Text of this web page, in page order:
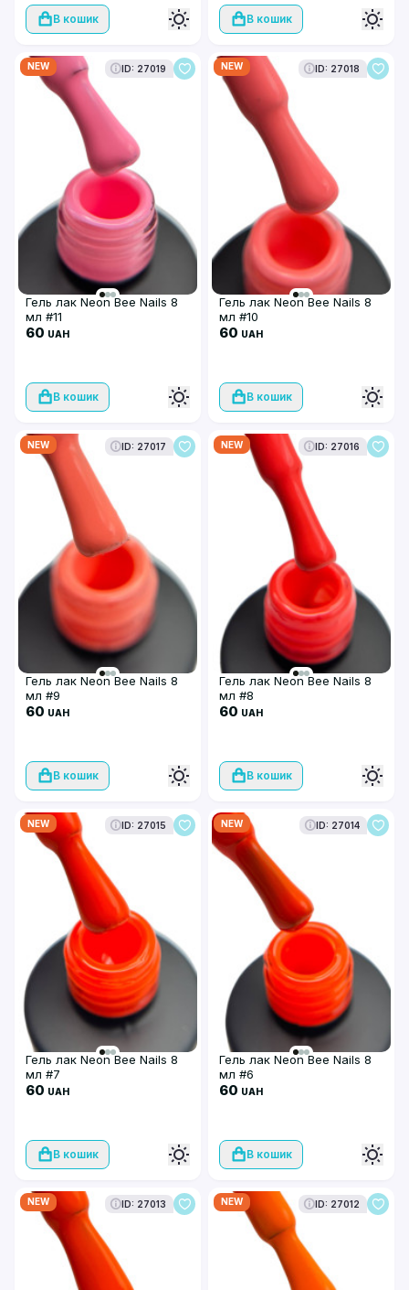
В кошик В кошик
NEW ID: 27019
Гель лак Neon Bee Nails 8
мл #11
60 UAH
В кошик
NEW ID: 27018
Гель лак Neon Bee Nails 8
мл #10
60 UAH
В кошик
NEW ID: 27017
Гель лак Neon Bee Nails 8
мл #9
60 UAH
В кошик
NEW ID: 27016
Гель лак Neon Bee Nails 8
мл #8
60 UAH
В кошик
NEW ID: 27015
Гель лак Neon Bee Nails 8
мл #7
60 UAH
В кошик
NEW ID: 27014
Гель лак Neon Bee Nails 8
мл #6
60 UAH
В кошик
NEW ID: 27013 NEW ID: 27012